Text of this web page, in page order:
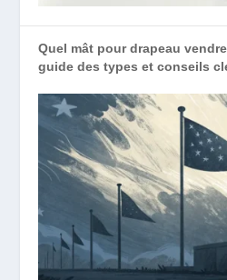
Quel mât pour drapeau
guide des types et conseils